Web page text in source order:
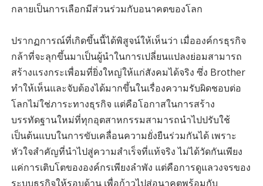
กลายเป็นการเลือกมีส่วนร่วมกับอนาคตของโลก
ปรากฏการณ์ที่เกิดขึ้นนี้ได้พิสูจน์ให้เห็นว่า เมื่อองค์กรธุรกิจ
กล้าที่จะลุกขึ้นมาเป็นผู้นำในการเปลี่ยนแปลงย่อมสามารถ
สร้างแรงกระเพื่อมที่ยิ่งใหญ่ให้แก่สังคมได้จริง ซึ่ง Brother
ทำให้เห็นและจับต้องได้มากขึ้นในเรื่องความรับผิดชอบต่อ
โลกไม่ใช่ภาระทางธุรกิจ แต่คือโอกาสในการสร้าง
บรรทัดฐานใหม่ที่ทุกอุตสาหกรรมสามารถนำไปปรับใช้
เป็นต้นแบบในการขับเคลื่อนความยั่งยืนร่วมกันได้ เพราะ
หัวใจสำคัญที่นำไปสู่ความสำเร็จที่แท้จริง ไม่ได้วัดกันเพียง
แค่การเติบโตขององค์กรเพียงลำพัง แต่คือการดูแลวงจรของ
ระบบธุรกิจให้รอบด้าน เพื่อก้าวไปสู่อนาคตพร้อมกับ